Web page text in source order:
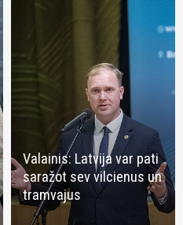
Valainis: Latvija var pati
saražot sev vilcienus un
tramvajus